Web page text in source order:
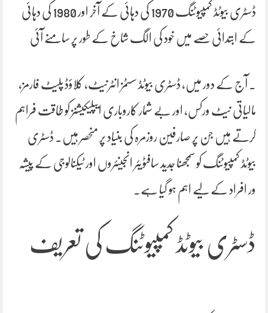
ڈسٹری بیوٹڈ کمپیوٹنگ 1970 کی دہائی کے آخر اور 1980 کی دہائی
کے ابتدائی حصے میں خود کی الگ شاخ کے طور پر سامنے آئی
۔ آج کے دور میں، ڈسٹری بیوٹڈ سسٹمز انٹرنیٹ، کلاؤڈ پلیٹ فارمز،
مالیاتی نیٹ ورکس، اور بے شمار کاروباری ایپلیکیشنز کو طاقت فراہم
کرتے ہیں جن پر صارفین روزمرہ کی بنیاد پر منحصر ہیں۔ ڈسٹری
بیوٹڈ کمپیوٹنگ کو سمجھنا جدید سافٹویئر انجینئروں اور ٹیکنالوجی کے پیشہ
ور افراد کے لیے اہم ہو گیا ہے۔
ڈسٹری بیوٹڈ کمپیوٹنگ کی تعریف